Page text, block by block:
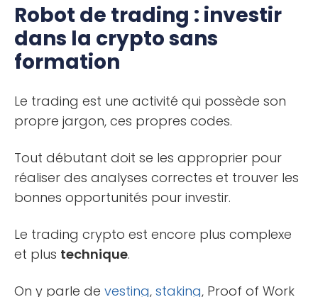
Robot de trading : investir
dans la crypto sans
formation
Le trading est une activité qui possède son
propre jargon, ces propres codes.
Tout débutant doit se les approprier pour
réaliser des analyses correctes et trouver les
bonnes opportunités pour investir.
Le trading crypto est encore plus complexe
et plus technique.
On y parle de vesting, staking, Proof of Work